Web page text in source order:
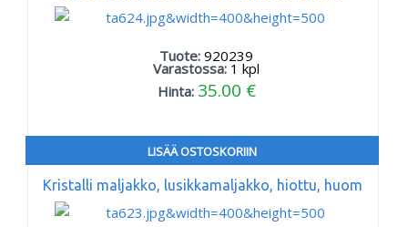
Tuote:920239
Varastossa: 1 kpl
Hinta: 35.00 €
LISÄÄ OSTOSKORIIN
Kristalli maljakko, lusikkamaljakko, hiottu, huom